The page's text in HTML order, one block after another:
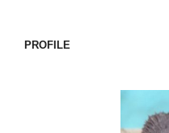
e
PROFILE